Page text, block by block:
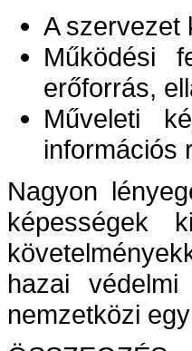
A szervezet
Működési
erőforrás,
Műveleti
információs
Nagyon
képességek
hazai védelmi
nemzetközi